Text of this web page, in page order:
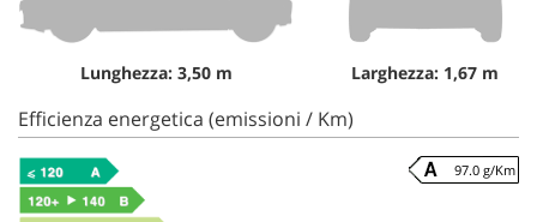
Lunghezza: 3,50 m Larghezza: 1,67 m
Efficienza energetica (emissioni / Km)
97.0 g/Km